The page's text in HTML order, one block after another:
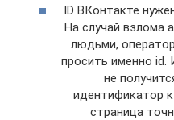
ID ВКонтакте
На случай взлома
людьми,
просить именно id.
не
идентификатор
страница